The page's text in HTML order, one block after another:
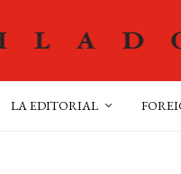
LA EDITORIAL